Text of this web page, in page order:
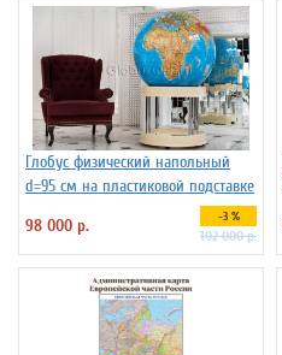
Глобус физический напольный
d=95 см на пластиковой подставке
98 000 р.
-3 %
102 000 р.